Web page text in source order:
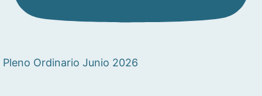
Pleno Ordinario Junio 2026